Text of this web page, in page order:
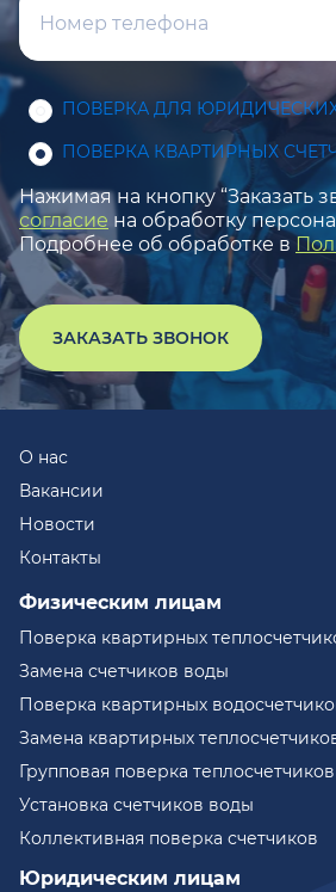
ПОВЕРКА ДЛЯ
ПОВЕРКА КВАРТИРНЫХ
Нажимая на кнопку “Заказать
согласие на обработку
Подробнее об обработке в
ЗАКАЗАТЬ ЗВОНОК
О нас
Вакансии
Новости
Контакты
Физическим лицам
Поверка квартирных
Замена счетчиков воды
Поверка квартирных
Замена квартирных
Групповая поверка теплосчетчиков
Установка счетчиков воды
Коллективная поверка счетчиков
Юридическим лицам